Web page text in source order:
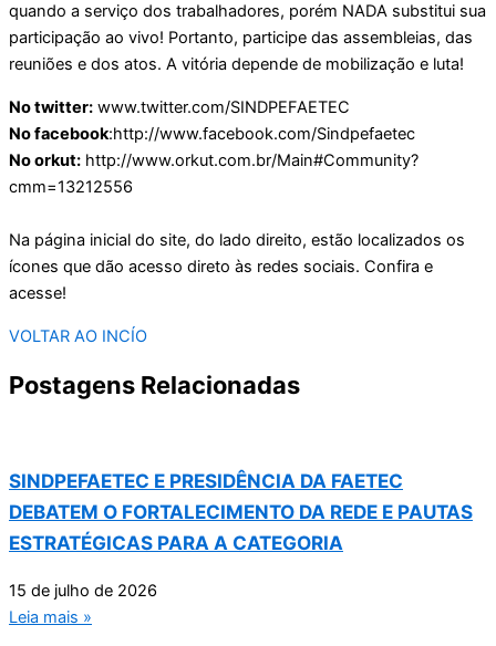
quando a serviço dos trabalhadores, porém NADA substitui sua
participação ao vivo! Portanto, participe das assembleias, das
reuniões e dos atos. A vitória depende de mobilização e luta!
No twitter: www.twitter.com/SINDPEFAETEC
No facebook:http://www.facebook.com/Sindpefaetec
No orkut: http://www.orkut.com.br/Main#Community?
cmm=13212556
Na página inicial do site, do lado direito, estão localizados os
ícones que dão acesso direto às redes sociais. Confira e
acesse!
VOLTAR AO INCÍO
Postagens Relacionadas
SINDPEFAETEC E PRESIDÊNCIA DA FAETEC
DEBATEM O FORTALECIMENTO DA REDE E PAUTAS
ESTRATÉGICAS PARA A CATEGORIA
15 de julho de 2026
Leia mais »